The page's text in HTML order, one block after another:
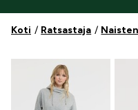
Koti Ratsastaja